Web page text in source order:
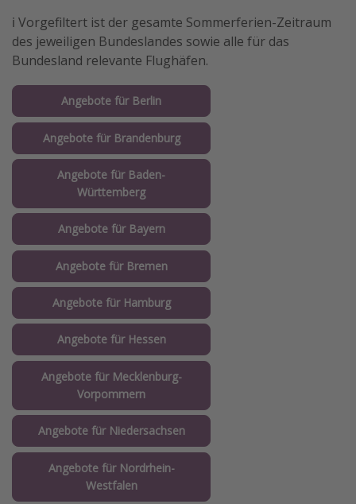
ℹ️ Vorgefiltert ist der gesamte Sommerferien-Zeitraum
des jeweiligen Bundeslandes sowie alle für das
Bundesland relevante Flughäfen.
Angebote für Berlin
Angebote für Brandenburg
Angebote für Baden-
Württemberg
Angebote für Bayern
Angebote für Bremen
Angebote für Hamburg
Angebote für Hessen
Angebote für Mecklenburg-
Vorpommern
Angebote für Niedersachsen
Angebote für Nordrhein-
Westfalen